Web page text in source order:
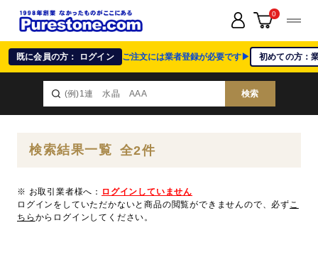
既に会員の方： ログイン ご注文には業者登録が必要です▶ 初めての方：
検索
0
検索結果一覧 全2件
※ お取引業者様へ： ログインしていません
ログインをしていただかないと商品の閲覧ができませんので、必ずこ
ちら からログインしてください。